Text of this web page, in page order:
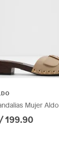
Mujer Aldo
199.90